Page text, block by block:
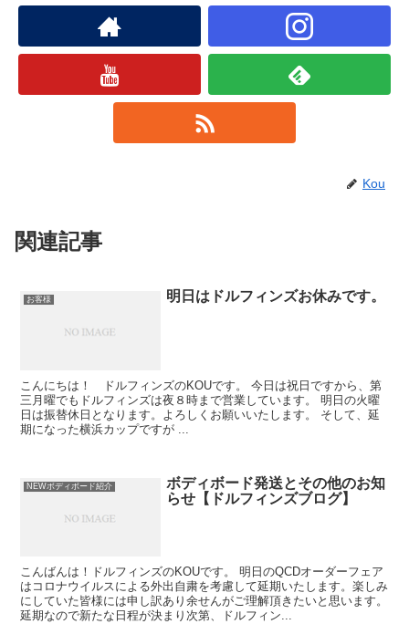
Kou
関連記事
お客様 明日はドルフィンズお休みです。
こんにちは！ ドルフィンズのKOUです。 今日は祝日ですから、第
三月曜でもドルフィンズは夜８時まで営業しています。 明日の火曜
日は振替休日となります。よろしくお願いいたします。 そして、延
期になった横浜カップですが ...
NEWボディボード紹介
ボディボード発送とその他のお知
らせ【ドルフィンズブログ】
こんばんは！ドルフィンズのKOUです。 明日のQCDオーダーフェア
はコロナウイルスによる外出自粛を考慮して延期いたします。楽しみ
にしていた皆様には申し訳あり余せんがご理解頂きたいと思います。
延期なので新たな日程が決まり次第、ドルフィン...